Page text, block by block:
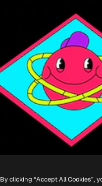
By clicking “Accept All Cookies”,